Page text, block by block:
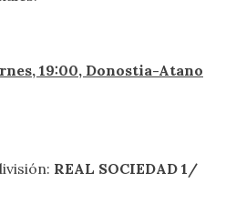
19:00, Donostia-Atano
REAL SOCIEDAD 1/